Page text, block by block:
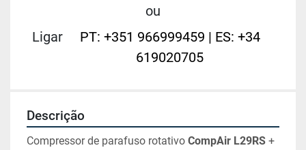
ou
Ligar
PT: +351 966999459 | ES: +34
619020705
Descrição
Compressor de parafuso rotativo CompAir L29RS +